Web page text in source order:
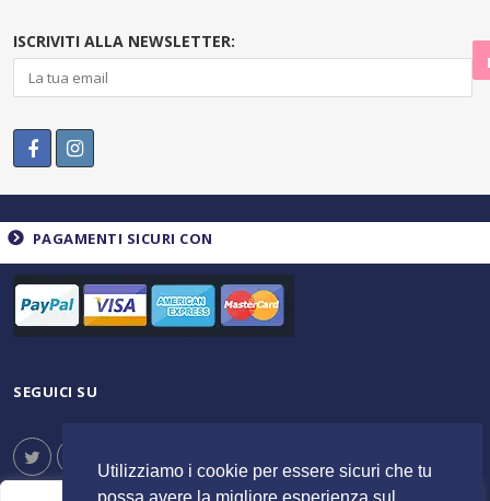
ISCRIVITI ALLA NEWSLETTER:
PAGAMENTI SICURI CON
SEGUICI SU
Utilizziamo i cookie per essere sicuri che tu